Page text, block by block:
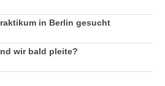
in Berlin gesucht
wir bald pleite?